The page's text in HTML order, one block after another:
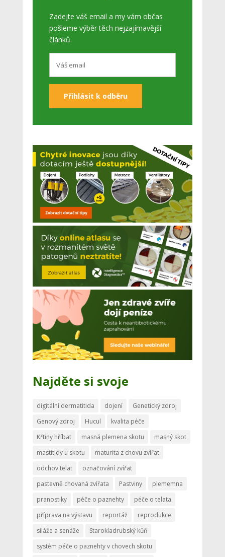
Zadejte váš email a my vám občas
pošleme výběr těch nejzajímavější
článků.
Najděte si svoje
digitální dermatitida dojení
Genetický zdroj
Genový zdroj
Hucul
kvalita péče
Křtiny hříbat
masná plemena skotu
masný skot
mastitidy u skotu
maturita z chovu zvířat
odchov telat
označování zvířat
pastevně chovaná zvířata
Pastviny
plememna
pranostiky
péče o paznehty
péče o telata
příprava na výstavu
reportáž
reprodukce
siláže a senáže
Starokladrubský kůň
systém péče o paznehty v chovech skotu